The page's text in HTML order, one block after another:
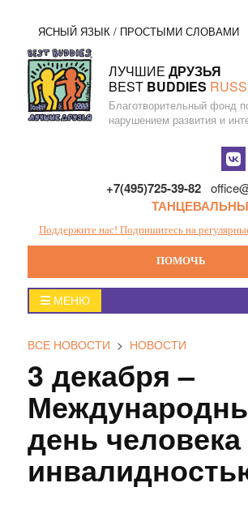
Перейти
к
содержанию
ЯСНЫЙ ЯЗЫК / ПРОСТЫМИ СЛОВАМИ
ЛУЧШИЕ ДРУЗЬЯ
BEST BUDDIES
Благотворительный фонд
нарушением развития и
+7(495)725-39-82
Поддержите нас! Подпишитесь на
ПОМОЧЬ
Главное
меню
МЕНЮ
ВСЕ НОВОСТИ > НОВОСТИ
3 декабря –
день человека